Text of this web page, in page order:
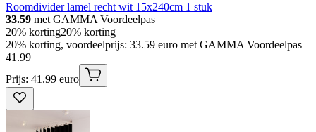
Roomdivider lamel recht wit 15x240cm 1 stuk
33.59 met GAMMA Voordeelpas
20% korting20% korting
20% korting, voordeelprijs: 33.59 euro met GAMMA Voordeelpas
41.99
Prijs: 41.99 euro